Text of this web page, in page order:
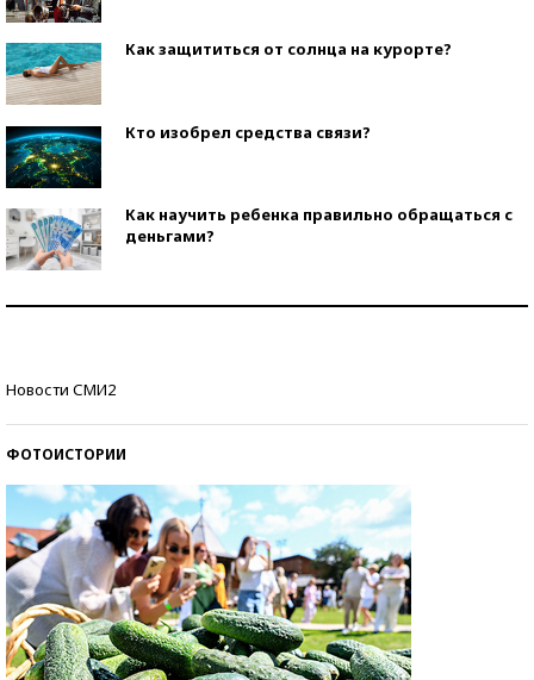
Как защититься от солнца на курорте?
Кто изобрел средства связи?
Как научить ребенка правильно обращаться с
деньгами?
Новости СМИ2
ФОТОИСТОРИИ